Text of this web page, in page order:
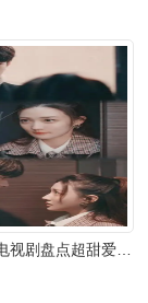
5部姐弟恋题材电视剧盘点超甜爱恋带来最甜蜜的治愈能量